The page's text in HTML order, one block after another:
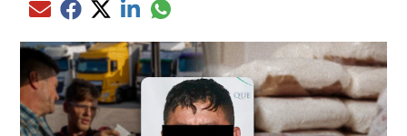
Compartir el artículo actual mediante Email
Compartir el artículo actual mediante Facebook
Compartir el artículo actual mediante Twitter
Compartir el artículo actual mediante LinkedIn
Compartir el artículo actual mediante